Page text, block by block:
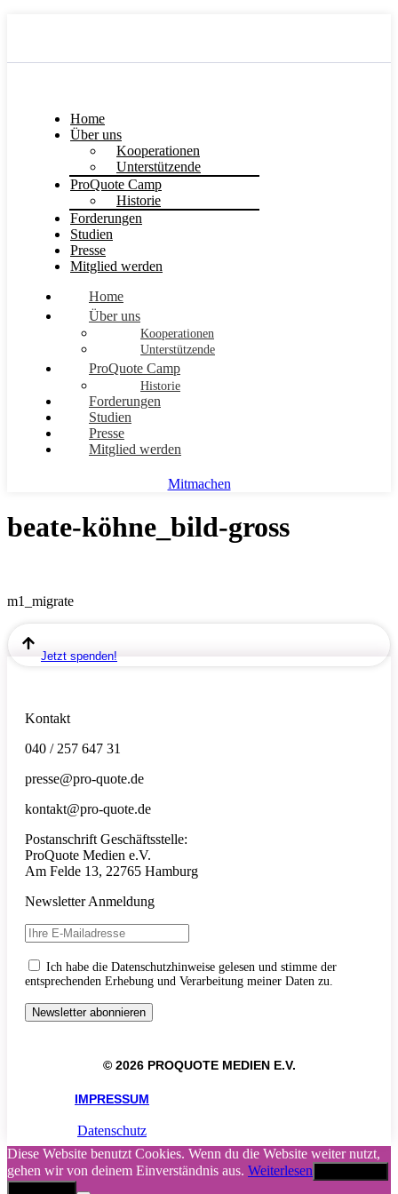
Home
Über uns
Kooperationen
Unterstützende
ProQuote Camp
Historie
Forderungen
Studien
Presse
Mitglied werden
Home
Über uns
Kooperationen
Unterstützende
ProQuote Camp
Historie
Forderungen
Studien
Presse
Mitglied werden
Mitmachen
beate-köhne_bild-gross
m1_migrate
Jetzt spenden!
Kontakt
040 / 257 647 31
presse@pro-quote.de
kontakt@pro-quote.de
Postanschrift Geschäftsstelle:
ProQuote Medien e.V.
Am Felde 13, 22765 Hamburg
Newsletter Anmeldung
Ich habe die Datenschutzhinweise gelesen und stimme der
entsprechenden Erhebung und Verarbeitung meiner Daten zu.
© 2026 PROQUOTE MEDIEN E.V.
IMPRESSUM
Datenschutz
Diese Website benutzt Cookies. Wenn du die Website weiter nutzt,
gehen wir von deinem Einverständnis aus. Weiterlesen